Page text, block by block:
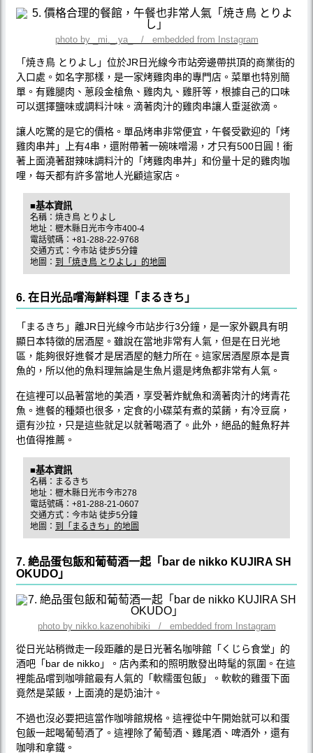
photo by _mi._.ya_ / embedded from Instagram
「焼き鳥 とりよし」位於JR日光線今市站旁邊帶拱頂的商業街的
入口處。如名字那樣，是一家烤雞肉串的專門店。菜單也特別簡
單。有雞腿肉、蔥段金槍魚、雞肉丸、雞肝等，根據自己的口味
可以選擇鹽味或調料汁味。滴著肉汁的雞肉串讓人垂涎欲滴。
讓人吃驚的是它的價格。單品烤串非常便宜，午餐受歡迎的「烤
雞肉串丼」上有4串，還附帶著一碗味噌湯，才只有500日圓！衝
著上面澆著甜辣味調料汁的「烤雞肉串丼」和份量十足的雞肉咖
哩，每天都有許多當地人光顧這家店。
■基本資訊
名稱：焼き鳥 とりよし
地址：櫪木縣日光市今市400-4
電話號碼：+81-288-22-9768
交通方式：今市站 徒步5分鐘
地圖： 到「焼き鳥 とりよし」的地圖
6. 在日光品嚐海鮮料理「まるきち」
「まるきち」離JR日光線今市站步行3分鐘，是一家外觀具有明
顯日本特徵的居酒屋。雖說在當地非常有人氣，但是在日光地
區，能夠很好進餐才是居酒屋的魅力所在。這家居酒屋原本是賣
魚的，所以他的魚料理無論是生魚片還是烤魚都非常有人氣。
在這裡可以品著當地的美酒，享受著炸魷魚和滴著肉汁的烤青花
魚。進餐的種類也很多，定食的小碟菜有煮的菜餚，有冷豆腐，
還有沙拉，只是這些就足以就著喝酒了。此外，絕品的鮭魚籽丼
也值得推薦。
■基本資訊
名稱：まるきち
地址：櫪木縣日光市今市278
電話號碼：+81-288-21-0607
交通方式：今市站 徒步5分鐘
地圖： 到「まるきち」的地圖
7. 絶品蛋包飯和葡萄酒一起「bar de nikko KUJIRA SH
OKUDO」
photo by nikko.kazenohibiki / embedded from Instagram
從日光站稍微走一段距離的是日光著名咖啡館「くじら食堂」的
酒吧「bar de nikko」。店內柔和的照明散發出時髦的氛圍。在這
裡能品嚐到咖啡館最有人氣的「軟糯蛋包飯」。軟軟的雞蛋下面
竟然是菜飯，上面澆的是奶油汁。
不過也沒必要把這當作咖啡館規格。這裡從中午開始就可以和蛋
包飯一起喝葡萄酒了。這裡除了葡萄酒、雞尾酒、啤酒外，還有
咖啡和拿鐵。